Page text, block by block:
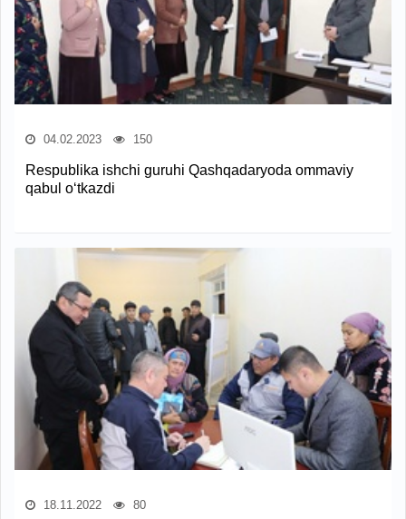
04.02.2023 150
Respublika ishchi guruhi Qashqadaryoda ommaviy
qabul o‘tkazdi
18.11.2022 80